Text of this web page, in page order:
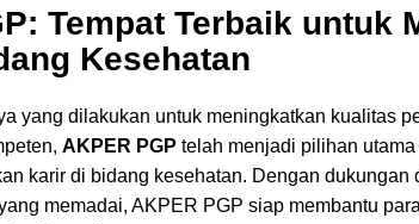
Tempat Terbaik untuk
Kesehatan
yang dilakukan untuk meningkatkan kualitas
AKPER PGP telah menjadi pilihan
karir di bidang kesehatan. Dengan
memadai, AKPER PGP siap membantu